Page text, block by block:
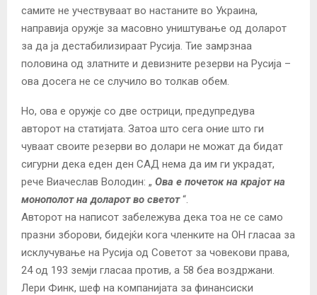
самите не учествуваат во настаните во Украина,
направија оружје за масовно уништување од доларот
за да ја дестабилизираат Русија. Тие замрзнаа
половина од златните и девизните резерви на Русија –
ова досега не се случило во толкав обем.
Но, ова е оружје со две острици, предупредува
авторот на статијата. Затоа што сега оние што ги
чуваат своите резерви во долари не можат да бидат
сигурни дека еден ден САД нема да им ги украдат,
рече Виачеслав Володин: „ Ова е почеток на крајот на
монополот на доларот во светот“.
Авторот на написот забележува дека тоа не се само
празни зборови, бидејќи кога членките на ОН гласаа за
исклучување на Русија од Советот за човекови права,
24 од 193 земји гласаа против, а 58 беа воздржани.
Лери Финк, шеф на компанијата за финансиски